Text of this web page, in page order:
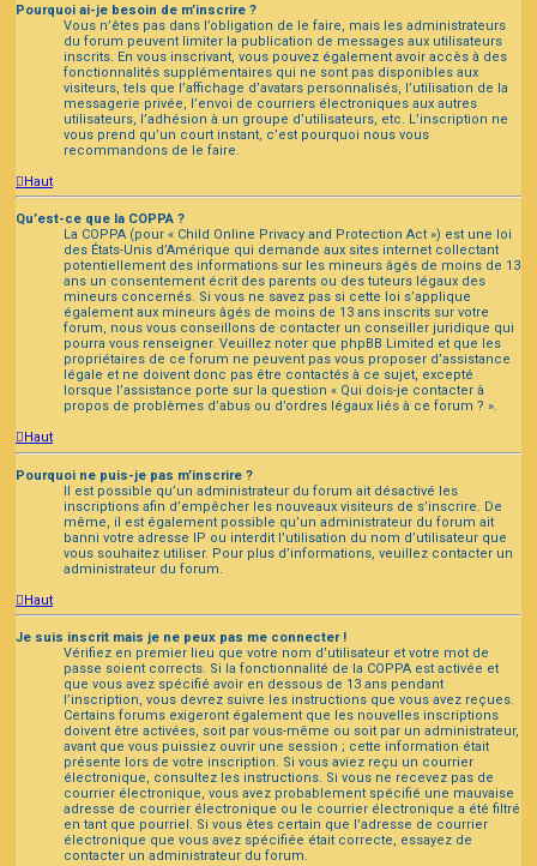
Pourquoi ai-je besoin de m’inscrire ?
Vous n’êtes pas dans l’obligation de le faire, mais les administrateurs
du forum peuvent limiter la publication de messages aux utilisateurs
inscrits. En vous inscrivant, vous pouvez également avoir accès à des
fonctionnalités supplémentaires qui ne sont pas disponibles aux
visiteurs, tels que l’affichage d’avatars personnalisés, l’utilisation de la
messagerie privée, l’envoi de courriers électroniques aux autres
utilisateurs, l’adhésion à un groupe d’utilisateurs, etc. L’inscription ne
vous prend qu’un court instant, c’est pourquoi nous vous
recommandons de le faire.
Haut
Qu’est-ce que la COPPA ?
La COPPA (pour « Child Online Privacy and Protection Act ») est une loi
des États-Unis d’Amérique qui demande aux sites internet collectant
potentiellement des informations sur les mineurs âgés de moins de 13
ans un consentement écrit des parents ou des tuteurs légaux des
mineurs concernés. Si vous ne savez pas si cette loi s’applique
également aux mineurs âgés de moins de 13 ans inscrits sur votre
forum, nous vous conseillons de contacter un conseiller juridique qui
pourra vous renseigner. Veuillez noter que phpBB Limited et que les
propriétaires de ce forum ne peuvent pas vous proposer d’assistance
légale et ne doivent donc pas être contactés à ce sujet, excepté
lorsque l’assistance porte sur la question « Qui dois-je contacter à
propos de problèmes d’abus ou d’ordres légaux liés à ce forum ? ».
Haut
Pourquoi ne puis-je pas m’inscrire ?
Il est possible qu’un administrateur du forum ait désactivé les
inscriptions afin d’empêcher les nouveaux visiteurs de s’inscrire. De
même, il est également possible qu’un administrateur du forum ait
banni votre adresse IP ou interdit l’utilisation du nom d’utilisateur que
vous souhaitez utiliser. Pour plus d’informations, veuillez contacter un
administrateur du forum.
Haut
Je suis inscrit mais je ne peux pas me connecter !
Vérifiez en premier lieu que votre nom d’utilisateur et votre mot de
passe soient corrects. Si la fonctionnalité de la COPPA est activée et
que vous avez spécifié avoir en dessous de 13 ans pendant
l’inscription, vous devrez suivre les instructions que vous avez reçues.
Certains forums exigeront également que les nouvelles inscriptions
doivent être activées, soit par vous-même ou soit par un administrateur,
avant que vous puissiez ouvrir une session ; cette information était
présente lors de votre inscription. Si vous aviez reçu un courrier
électronique, consultez les instructions. Si vous ne recevez pas de
courrier électronique, vous avez probablement spécifié une mauvaise
adresse de courrier électronique ou le courrier électronique a été filtré
en tant que pourriel. Si vous êtes certain que l’adresse de courrier
électronique que vous avez spécifiée était correcte, essayez de
contacter un administrateur du forum.